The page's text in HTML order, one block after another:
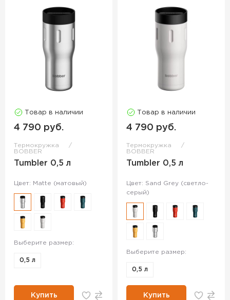
Товар в наличии
4 790 руб.
Термокружка
BOBBER
Tumbler 0,5 л
Цвет: Matte (матовый)
Выберите размер:
0,5 л
Купить
Товар в наличии
4 790 руб.
Термокружка
BOBBER
Tumbler 0,5 л
Цвет: Sand Grey (светло-
серый)
Выберите размер:
0,5 л
Купить